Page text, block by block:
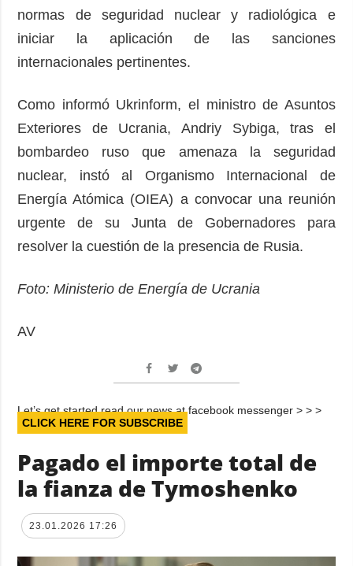
normas de seguridad nuclear y radiológica e
iniciar la aplicación de las sanciones
internacionales pertinentes.
Como informó Ukrinform, el ministro de Asuntos
Exteriores de Ucrania, Andriy Sybiga, tras el
bombardeo ruso que amenaza la seguridad
nuclear, instó al Organismo Internacional de
Energía Atómica (OIEA) a convocar una reunión
urgente de su Junta de Gobernadores para
resolver la cuestión de la presencia de Rusia.
Foto: Ministerio de Energía de Ucrania
AV
Let’s get started read our news at facebook messenger > > >
CLICK HERE FOR SUBSCRIBE
Pagado el importe total de
la fianza de Tymoshenko
23.01.2026 17:26